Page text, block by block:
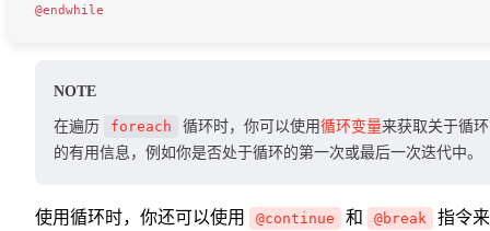
@endwhile
NOTE
在遍历 foreach 循环时，你可以使用循环变量来获取关于循环
的有用信息，例如你是否处于循环的第一次或最后一次迭代中。
使用循环时，你还可以使用 @continue 和 @break
指令